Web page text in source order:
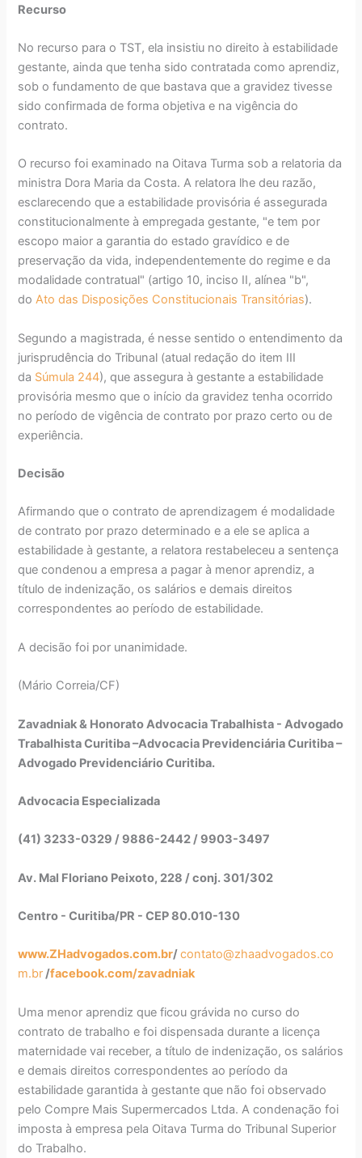
Recurso
No recurso para o TST, ela insistiu no direito à estabilidade
gestante, ainda que tenha sido contratada como aprendiz,
sob o fundamento de que bastava que a gravidez tivesse
sido confirmada de forma objetiva e na vigência do
contrato.
O recurso foi examinado na Oitava Turma sob a relatoria da
ministra Dora Maria da Costa. A relatora lhe deu razão,
esclarecendo que a estabilidade provisória é assegurada
constitucionalmente à empregada gestante, "e tem por
escopo maior a garantia do estado gravídico e de
preservação da vida, independentemente do regime e da
modalidade contratual" (artigo 10, inciso II, alínea "b",
doAto das Disposições Constitucionais Transitórias).
Segundo a magistrada, é nesse sentido o entendimento da
jurisprudência do Tribunal (atual redação do item III
da Súmula 244), que assegura à gestante a estabilidade
provisória mesmo que o início da gravidez tenha ocorrido
no período de vigência de contrato por prazo certo ou de
experiência.
Decisão
Afirmando que o contrato de aprendizagem é modalidade
de contrato por prazo determinado e a ele se aplica a
estabilidade à gestante, a relatora restabeleceu a sentença
que condenou a empresa a pagar à menor aprendiz, a
título de indenização, os salários e demais direitos
correspondentes ao período de estabilidade.
A decisão foi por unanimidade.
(Mário Correia/CF)
Zavadniak & Honorato Advocacia Trabalhista - Advogado
Trabalhista Curitiba –Advocacia Previdenciária Curitiba –
Advogado Previdenciário Curitiba.
Advocacia Especializada
(41) 3233-0329 / 9886-2442 / 9903-3497
Av. Mal Floriano Peixoto, 228 / conj. 301/302
Centro - Curitiba/PR - CEP 80.010-130
www.ZHadvogados.com.br/contato@zhaadvogados.co
m.br/facebook.com/zavadniak
Uma menor aprendiz que ficou grávida no curso do
contrato de trabalho e foi dispensada durante a licença
maternidade vai receber, a título de indenização, os salários
e demais direitos correspondentes ao período da
estabilidade garantida à gestante que não foi observado
pelo Compre Mais Supermercados Ltda. A condenação foi
imposta à empresa pela Oitava Turma do Tribunal Superior
do Trabalho.